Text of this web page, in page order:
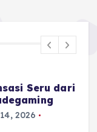
Slot dengan
Pragmatic